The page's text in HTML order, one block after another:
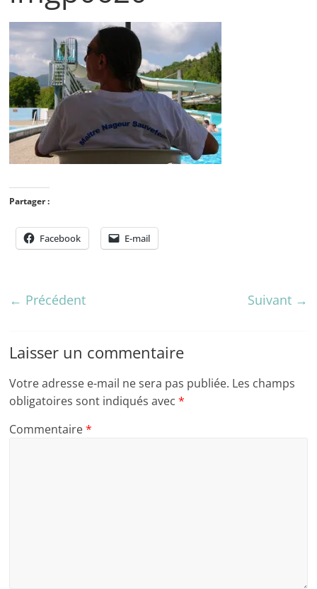
Partager :
Facebook E-mail
← Précédent Suivant →
Laisser un commentaire
Votre adresse e-mail ne sera pas publiée. Les champs
obligatoires sont indiqués avec*
Commentaire*